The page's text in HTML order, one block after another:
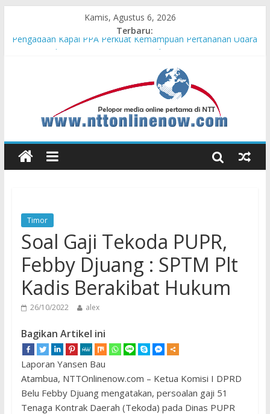
Kamis, Agustus 6, 2026
Terbaru:
Pengadaan Kapal PPA Perkuat Kemampuan Pertahanan Udara
Cahaya Kemerdekaan di Nonotbatan: Listrik Masuk Desa, PLN
Honda AT Family Day Semarakkan 11 Kota di Jawa Timur
Hasil KKN Kolaborasi UGM-Undana Jadi Pedoman Bangun
Desa Desa, Tak Sekadar Laporan
ke-81 RI
Timor
Soal Gaji Tekoda PUPR,
Febby Djuang : SPTM Plt
Kadis Berakibat Hukum
26/10/2022 alex
Bagikan Artikel ini
Laporan Yansen Bau
Atambua, NTTOnlinenow.com – Ketua Komisi I DPRD
Belu Febby Djuang mengatakan, persoalan gaji 51
Tenaga Kontrak Daerah (Tekoda) pada Dinas PUPR